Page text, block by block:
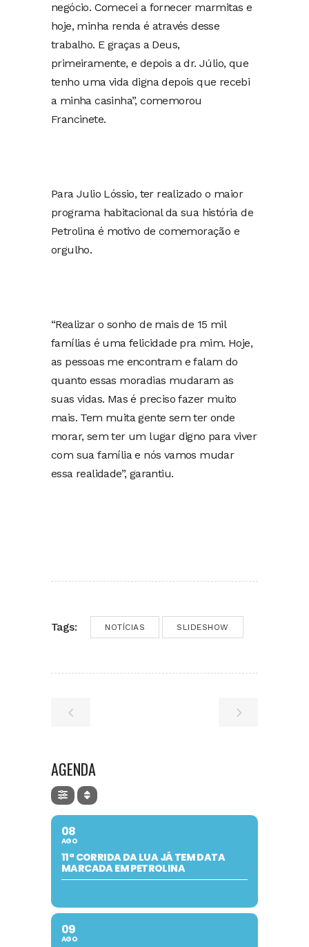
negócio. Comecei a fornecer marmitas e
hoje, minha renda é através desse
trabalho. E graças a Deus,
primeiramente, e depois a dr. Júlio, que
tenho uma vida digna depois que recebi
a minha casinha”, comemorou
Francinete.
Para Julio Lóssio, ter realizado o maior
programa habitacional da sua história de
Petrolina é motivo de comemoração e
orgulho.
“Realizar o sonho de mais de 15 mil
famílias é uma felicidade pra mim. Hoje,
as pessoas me encontram e falam do
quanto essas moradias mudaram as
suas vidas. Mas é preciso fazer muito
mais. Tem muita gente sem ter onde
morar, sem ter um lugar digno para viver
com sua família e nós vamos mudar
essa realidade”, garantiu.
Tags: NOTÍCIAS SLIDESHOW
AGENDA
08
AGO
11ª CORRIDA DA LUA JÁ TEM DATA
MARCADA EM PETROLINA
09
AGO